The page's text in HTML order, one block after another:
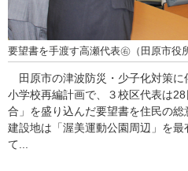
要望書を手渡す高瀬代表㊨（田原市役
田原市の津波防災・少子化対策に
小学校再編計画で、３校区代表は
合」を盛り込んだ要望書を住民の
建設地は「渥美運動公園周辺」を
て...